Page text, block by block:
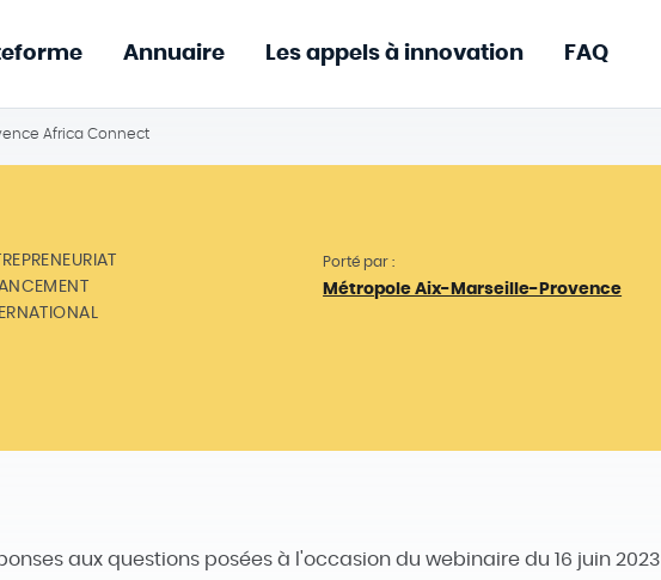
Annuaire Les appels à innovation FAQ
Africa Connect
Porté par :
Métropole Aix-Marseille-Provence
aux questions posées à l'occasion du webinaire du 16 juin 2023